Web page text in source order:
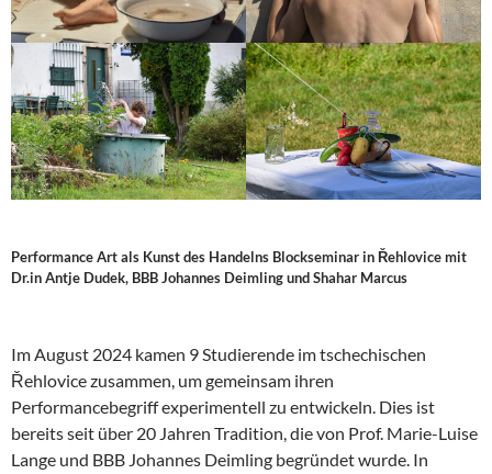
Performance Art als Kunst des Handelns Blockseminar in Řehlovice mit
Dr.in Antje Dudek, BBB Johannes Deimling und Shahar Marcus
Im August 2024 kamen 9 Studierende im tschechischen
Řehlovice zusammen, um gemeinsam ihren
Performancebegriff experimentell zu entwickeln. Dies ist
bereits seit über 20 Jahren Tradition, die von Prof. Marie-Luise
Lange und BBB Johannes Deimling begründet wurde. In